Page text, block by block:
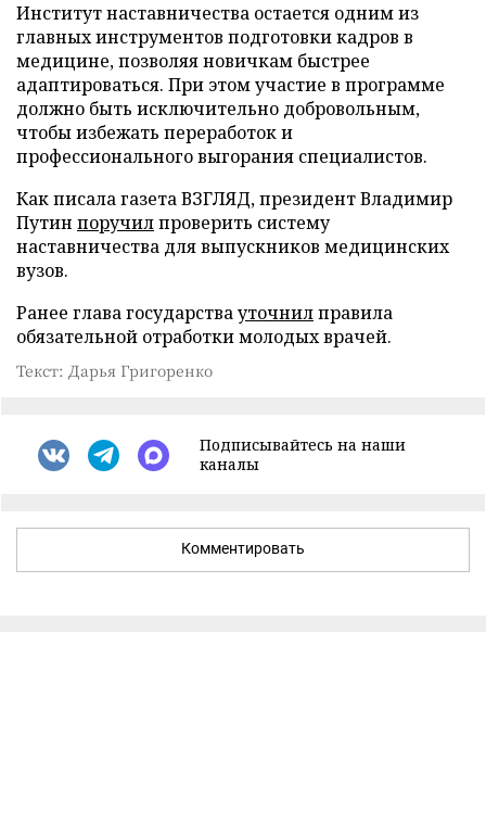
Институт наставничества остается одним из
главных инструментов подготовки кадров в
медицине, позволяя новичкам быстрее
адаптироваться. При этом участие в программе
должно быть исключительно добровольным,
чтобы избежать переработок и
профессионального выгорания специалистов.
Как писала газета ВЗГЛЯД, президент Владимир
Путин поручилпроверить систему
наставничества для выпускников медицинских
вузов.
Ранее глава государствауточнилправила
обязательной отработки молодых врачей.
Текст: Дарья Григоренко
Подписывайтесь на наши
каналы
Комментировать